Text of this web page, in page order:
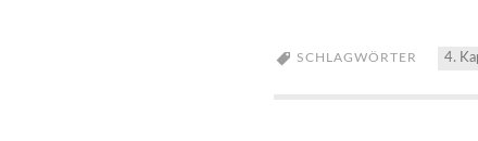
SCHLAGWÖRTER 4.